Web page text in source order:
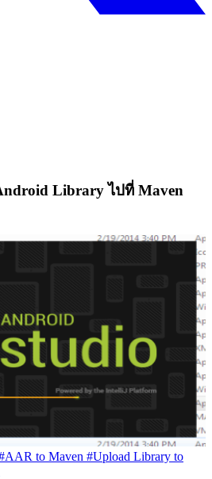
Library ไปที่ Maven
to Maven #Upload Library to